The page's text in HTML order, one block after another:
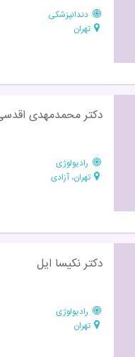
دندانپزشکی
تهران
دکتر محمدمهدی
رادیولوژی
تهران، آزادی
دکتر نکیسا ایل
رادیولوژی
تهران